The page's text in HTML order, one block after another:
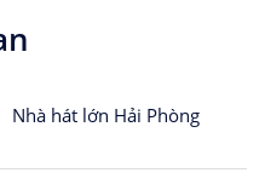
Nhà hát lớn Hải Phòng